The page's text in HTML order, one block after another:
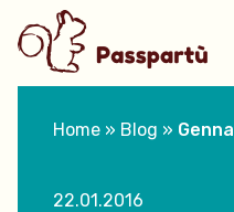
Home » Blog »
22.01.2016